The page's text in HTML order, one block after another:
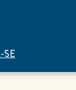
SE